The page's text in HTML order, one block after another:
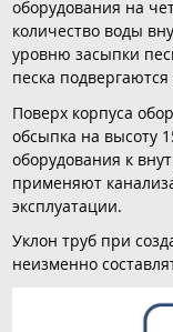
оборудования на
количество воды
уровню засыпки
песка
Поверх корпуса
обсыпка на высоту
оборудования к
применяют
эксплуатации.
Уклон труб при
неизменно